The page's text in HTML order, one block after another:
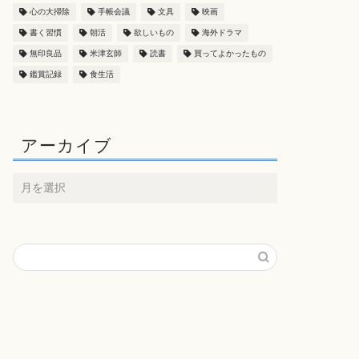
心の大掃除 手帳会議 文具 映画
書く習慣 朝活 欲しいもの 海外ドラマ
無印良品 米津玄師 読書 買ってよかったもの
鑑賞記録 食生活
アーカイブ